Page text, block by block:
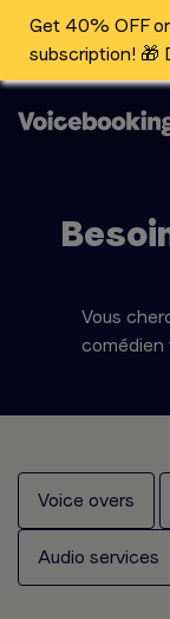
Get 40% OFF
subscription! 🎁
Vous
comédien
Voice overs
Audio services